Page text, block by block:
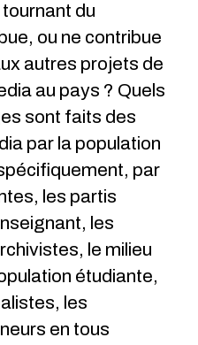
du
ou ne contribue
autres projets de
au pays ? Quels
sont faits des
par la population
par
les partis
les
le milieu
étudiante,
les
en tous